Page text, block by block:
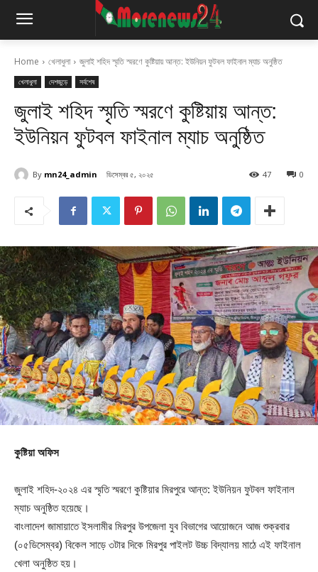
Home খেলাধুলা জুলাই শহিদ স্মৃতি স্মরণে কুষ্টিয়ায় আন্ত: ইউনিয়ন ফুটবল ফাইনাল ম্যাচ অনুষ্ঠিত
খেলাধুলা দেশজুড়ে সর্বশেষ
জুলাই শহিদ স্মৃতি স্মরণে কুষ্টিয়ায় আন্ত:
ইউনিয়ন ফুটবল ফাইনাল ম্যাচ অনুষ্ঠিত
By mn24_admin ডিসেম্বর ৫, ২০২৫ 0
47
কুষ্টিয়া অফিস
জুলাই শহিদ-২০২৪ এর স্মৃতি স্মরণে কুষ্টিয়ার মিরপুরে আন্ত: ইউনিয়ন ফুটবল ফাইনাল
ম্যাচ অনুষ্ঠিত হয়েছে।
বাংলাদেশ জামায়াতে ইসলামীর মিরপুর উপজেলা যুব বিভাগের আয়োজনে আজ শুক্রবার
(০৫ডিসেম্বর) বিকেল সাড়ে ৩টার দিকে মিরপুর পাইলট উচ্চ বিদ্যালয় মাঠে এই ফাইনাল
খেলা অনুষ্ঠিত হয়।